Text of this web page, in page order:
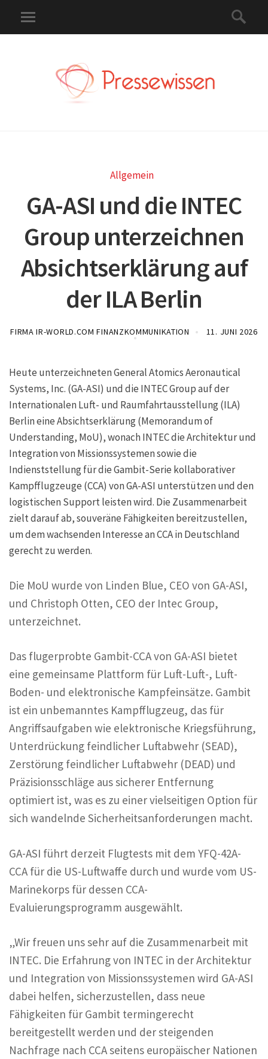
Allgemein
GA-ASI und die INTEC
Group unterzeichnen
Absichtserklärung auf
der ILA Berlin
FIRMA IR-WORLD.COM FINANZKOMMUNIKATION 11. JUNI 2026
Heute unterzeichneten General Atomics Aeronautical
Systems, Inc. (GA-ASI) und die INTEC Group auf der
Internationalen Luft- und Raumfahrtausstellung (ILA)
Berlin eine Absichtserklärung (Memorandum of
Understanding, MoU), wonach INTEC die Architektur und
Integration von Missionssystemen sowie die
Indienststellung für die Gambit-Serie kollaborativer
Kampfflugzeuge (CCA) von GA-ASI unterstützen und den
logistischen Support leisten wird. Die Zusammenarbeit
zielt darauf ab, souveräne Fähigkeiten bereitzustellen,
um dem wachsenden Interesse an CCA in Deutschland
gerecht zu werden.
Die MoU wurde von Linden Blue, CEO von GA-ASI,
und Christoph Otten, CEO der Intec Group,
unterzeichnet.
Das flugerprobte Gambit-CCA von GA-ASI bietet
eine gemeinsame Plattform für Luft-Luft-, Luft-
Boden- und elektronische Kampfeinsätze. Gambit
ist ein unbemanntes Kampfflugzeug, das für
Angriffsaufgaben wie elektronische Kriegsführung,
Unterdrückung feindlicher Luftabwehr (SEAD),
Zerstörung feindlicher Luftabwehr (DEAD) und
Präzisionsschläge aus sicherer Entfernung
optimiert ist, was es zu einer vielseitigen Option für
sich wandelnde Sicherheitsanforderungen macht.
GA-ASI führt derzeit Flugtests mit dem YFQ-42A-
CCA für die US-Luftwaffe durch und wurde vom US-
Marinekorps für dessen CCA-
Evaluierungsprogramm ausgewählt.
„Wir freuen uns sehr auf die Zusammenarbeit mit
INTEC. Die Erfahrung von INTEC in der Architektur
und Integration von Missionssystemen wird GA-ASI
dabei helfen, sicherzustellen, dass neue
Fähigkeiten für Gambit termingerecht
bereitgestellt werden und der steigenden
Nachfrage nach CCA seitens europäischer Nationen